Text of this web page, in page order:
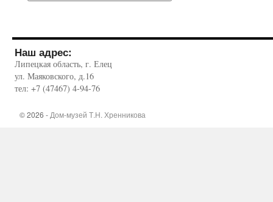
Наш адрес:
Липецкая область, г. Елец
ул. Маяковского, д.16
тел: +7 (47467) 4-94-76
© 2026 - Дом-музей Т.Н. Хренникова